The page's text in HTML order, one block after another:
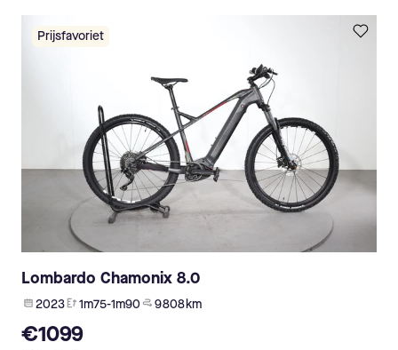
Prijsfavoriet
Lombardo Chamonix 8.0
2023 1m75-1m90 9 808 km
€1099